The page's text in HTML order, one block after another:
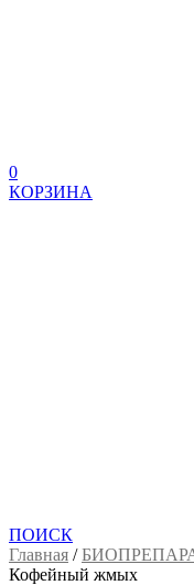
0
КОРЗИНА
ПОИСК
Главная /
Кофейный жмых